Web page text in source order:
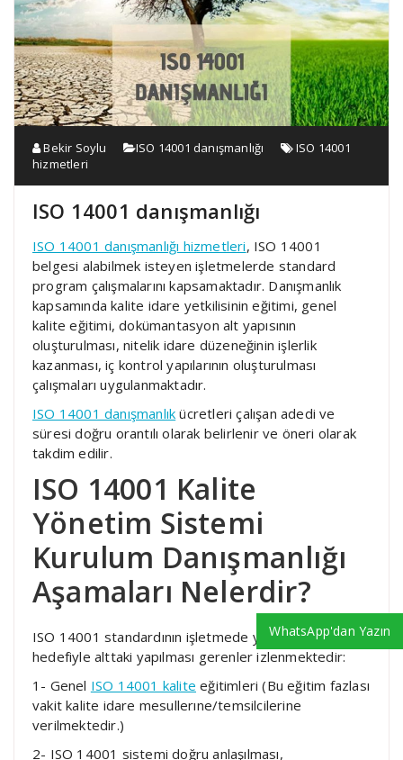
Bekir Soylu ISO 14001 danışmanlığı
ISO 14001
hizmetleri
ISO 14001 danışmanlığı
ISO 14001 danışmanlığı hizmetleri, ISO 14001
belgesi alabilmek isteyen işletmelerde standard
program çalışmalarını kapsamaktadır. Danışmanlık
kapsamında kalite idare yetkilisinin eğitimi, genel
kalite eğitimi, dokümantasyon alt yapısının
oluşturulması, nitelik idare düzeneğinin işlerlik
kazanması, iç kontrol yapılarının oluşturulması
çalışmaları uygulanmaktadır.
ISO 14001 danışmanlık ücretleri çalışan adedi ve
süresi doğru orantılı olarak belirlenir ve öneri olarak
takdim edilir.
ISO 14001 Kalite
Yönetim Sistemi
Kurulum Danışmanlığı
Aşamaları Nelerdir?
ISO 14001 standardının işletmede yapılabilmesi
hedefiyle alttaki yapılması gerenler izlenmektedir:
1- Genel ISO 14001 kalite eğitimleri (Bu eğitim fazlası
vakit kalite idare mesullerıne/temsilcilerine
verilmektedir.)
2- ISO 14001 sistemi doğru anlaşılması,
WhatsApp'dan Yazın